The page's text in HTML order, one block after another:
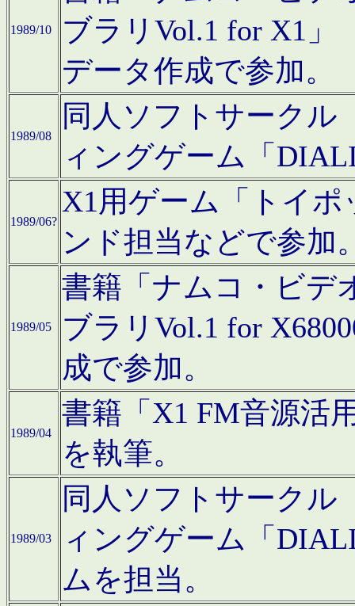
1989/10
ブラリVol.1 for X1」
データ作成で参加。
1989/08
同人ソフトサークル
ィングゲーム「
1989/06?
X1用ゲーム「トイ
ンド担当などで参加
1989/05
書籍「ナムコ・ビデ
ブラリVol.1 for
成で参加。
1989/04
書籍「X1 FM音源活
を執筆。
1989/03
同人ソフトサークル
ィングゲーム「
ムを担当。